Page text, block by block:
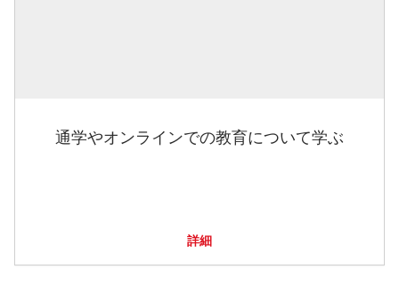
通学やオンラインでの教育について学ぶ
詳細